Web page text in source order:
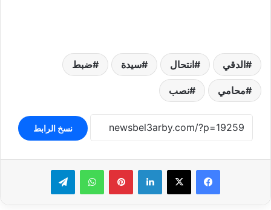
الدقي انتحال سيدة ضبط
محامي نصب
نسخ الرابط
لينكدإن بينتيريستواتساب تيلقرام